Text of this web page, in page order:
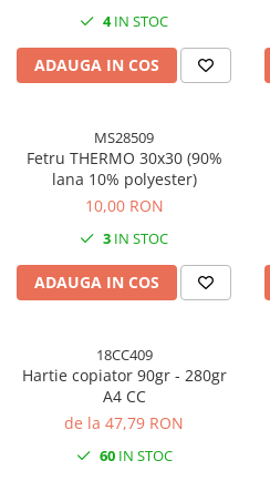
4IN STOC
ADAUGA IN COS
MS28509
Fetru THERMO 30x30 (90%
lana 10% polyester)
10,00 RON
3 IN STOC
ADAUGA IN COS
18CC409
Hartie copiator 90gr - 280gr
A4 CC
de la 47,79 RON
60IN STOC